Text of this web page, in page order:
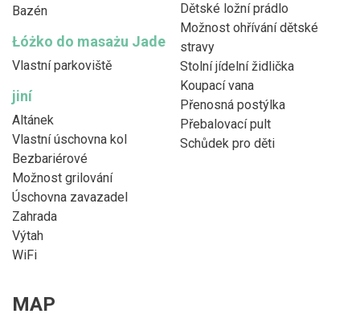
Bazén
Dětské ložní prádlo
Možnost ohřívání dětské
stravy
Stolní jídelní židlička
Koupací vana
Přenosná postýlka
Přebalovací pult
Schůdek pro děti
Łóżko do masażu Jade
Vlastní parkoviště
jiní
Altánek
Vlastní úschovna kol
Bezbariérové
Možnost grilování
Úschovna zavazadel
Zahrada
Výtah
WiFi
MAP